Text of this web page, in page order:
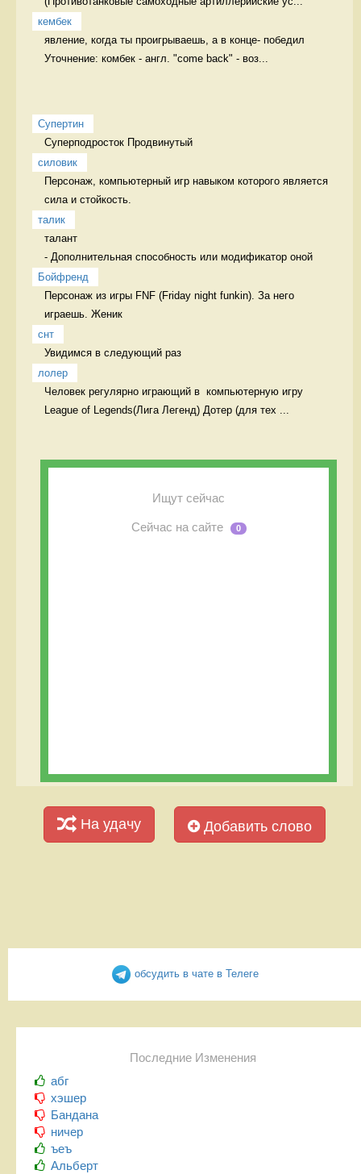
кембек
явление, когда ты проигрываешь, а в конце- победил
Уточнение: комбек - англ. "come back" - воз...
Супертин
Суперподросток Продвинутый
силовик
Персонаж, компьютерный игр навыком которого является
сила и стойкость.
талик
талант
- Дополнительная способность или модификатор оной
Бойфренд
Персонаж из игры FNF (Friday night funkin). За него
играешь. Женик
снт
Увидимся в следующий раз
лолер
Человек регулярно играющий в  компьютерную игру
League of Legends(Лига Легенд) Дотер (для тех ...
Ищут сейчас
Сейчас на сайте 0
На удачу Добавить слово
обсудить в чате в Телеге
Последние Изменения
абг
хэшер
Бандана
ничер
ъеъ
Альберт